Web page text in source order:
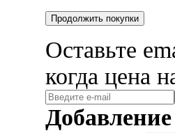
Продолжить покупки
Оставьте
когда цена